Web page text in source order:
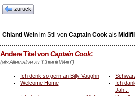
zurück
Chianti Weinim Stil von Captain Cookals
Andere Titel vonCaptain Cook:
(als Alternative zu "Chianti Wein")
Ich denk so gern an Billy Vaughn
Welcome Home
Ich
Jah...